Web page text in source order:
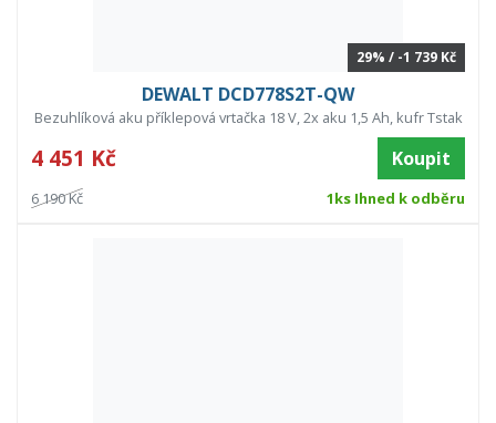
29% / -1 739 Kč
DEWALT DCD778S2T-QW
Bezuhlíková aku příklepová vrtačka 18 V, 2x aku 1,5 Ah, kufr Tstak
4 451 Kč Koupit
6 190 Kč 1ks Ihned k odběru